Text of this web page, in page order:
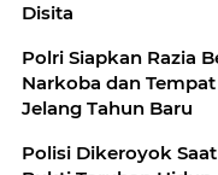
Disita
Polri Siapkan Razia
Narkoba dan
Jelang Tahun Baru
Polisi Dikeroyok